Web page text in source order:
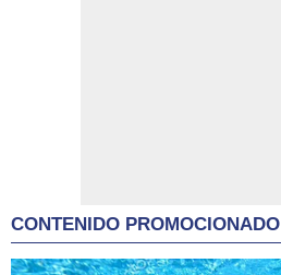
CONTENIDO PROMOCIONADO